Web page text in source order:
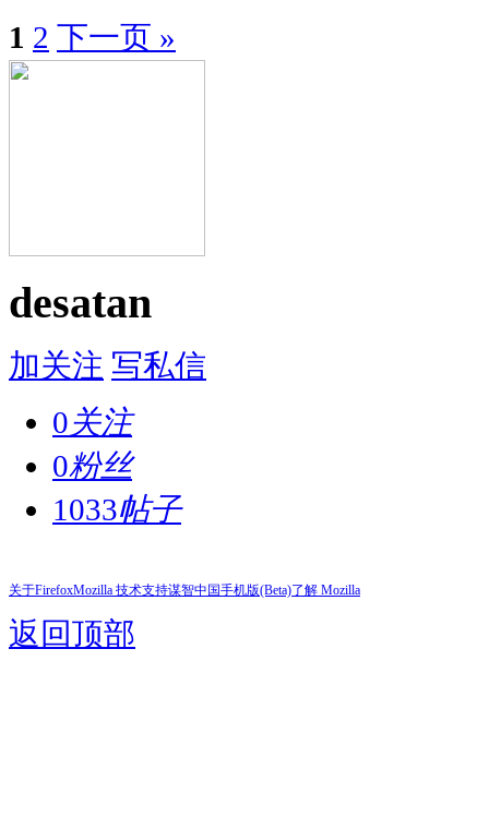
1 2 下一页 »
desatan
加关注 写私信
0关注
0粉丝
1033帖子
关于FirefoxMozilla 技术支持谋智中国手机版(Beta)了解 Mozilla
返回顶部